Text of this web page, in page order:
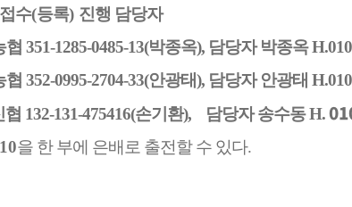
수(등록) 진행 담당자
351-1285-0485-13(박종옥), 담당자 박종옥
352-0995-2704-33(안광태), 담당자 안광태
132-131-475416(손기환), 담당자송수동 H.
을 한 부에 은배로 출전할 수 있다.